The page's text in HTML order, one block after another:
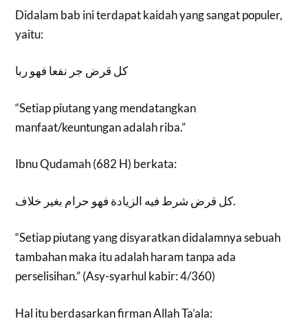
Didalam bab ini terdapat kaidah yang sangat populer,
yaitu:
كل قرض جر نفعا فهو ربا
“Setiap piutang yang mendatangkan
manfaat/keuntungan adalah riba.”
Ibnu Qudamah (682 H) berkata:
كل قرض شرط فيه الزيادة فهو حرام بغير خلاف.
“Setiap piutang yang disyaratkan didalamnya sebuah
tambahan maka itu adalah haram tanpa ada
perselisihan.” (Asy-syarhul kabir: 4/360)
Hal itu berdasarkan firman Allah Ta’ala: